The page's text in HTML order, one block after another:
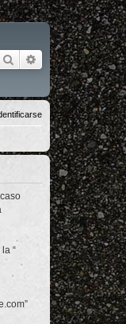
Buscar Búsqueda
“